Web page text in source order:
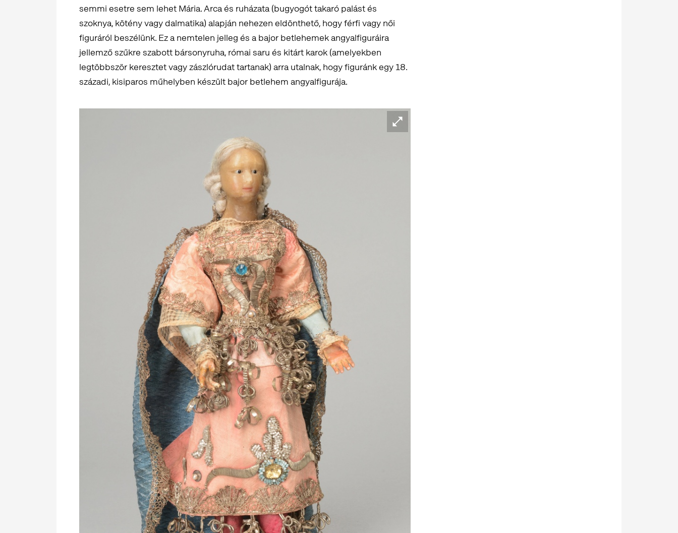
semmi esetre sem lehet Mária. Arca és ruházata (bugyogót takaró palást és
szoknya, kötény vagy dalmatika) alapján nehezen eldönthető, hogy férfi vagy női
figuráról beszélünk. Ez a nemtelen jelleg és a bajor betlehemek angyalfiguráira
jellemző szűkre szabott bársonyruha, római saru és kitárt karok (amelyekben
legtöbbször keresztet vagy zászlórudat tartanak) arra utalnak, hogy figuránk egy 18.
századi, kisiparos műhelyben készült bajor betlehem angyalfigurája.